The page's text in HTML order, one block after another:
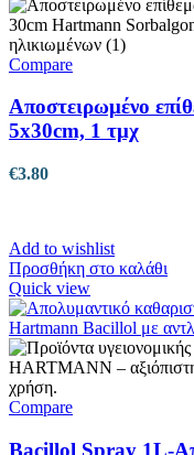
Compare
Αποστειρωμένο
5x30cm, 1 τμχ
€3.80
Add to wishlist
Προσθήκη στο καλάθι
Quick view
Compare
Bacillol Spray 1L-